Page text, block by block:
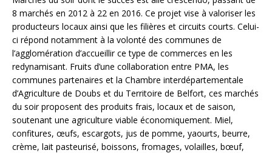
8 marchés en 2012 à 22 en 2016. Ce projet vise à valoriser les
producteurs locaux ainsi que les filières et circuits courts. Celui-
ci répond notamment à la volonté des communes de
l’agglomération d’accueillir ce type de commerces en les
redynamisant. Fruits d’une collaboration entre PMA, les
communes partenaires et la Chambre interdépartementale
d’Agriculture de Doubs et du Territoire de Belfort, ces marchés
du soir proposent des produits frais, locaux et de saison,
soutenant une agriculture viable économiquement. Miel,
confitures, œufs, escargots, jus de pomme, yaourts, beurre,
crème, lait pasteurisé, boissons, fromages, volailles, bœuf,